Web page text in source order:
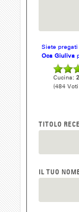
Siete
Oca Giuliva
Cucina:
(484
TITOLO
IL TUO